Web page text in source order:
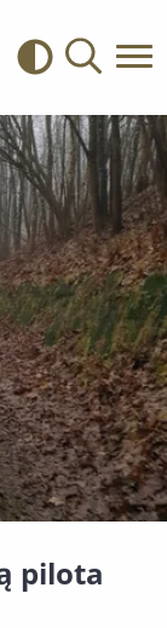
Kontrast
Zarządzanie
pilota